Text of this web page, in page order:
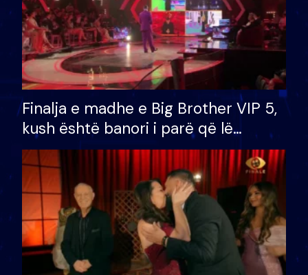
Finalja e madhe e Big Brother VIP 5,
kush është banori i parë që lë
shtëpinë dhe humb mundësinë për
të fituar çmimin e madh